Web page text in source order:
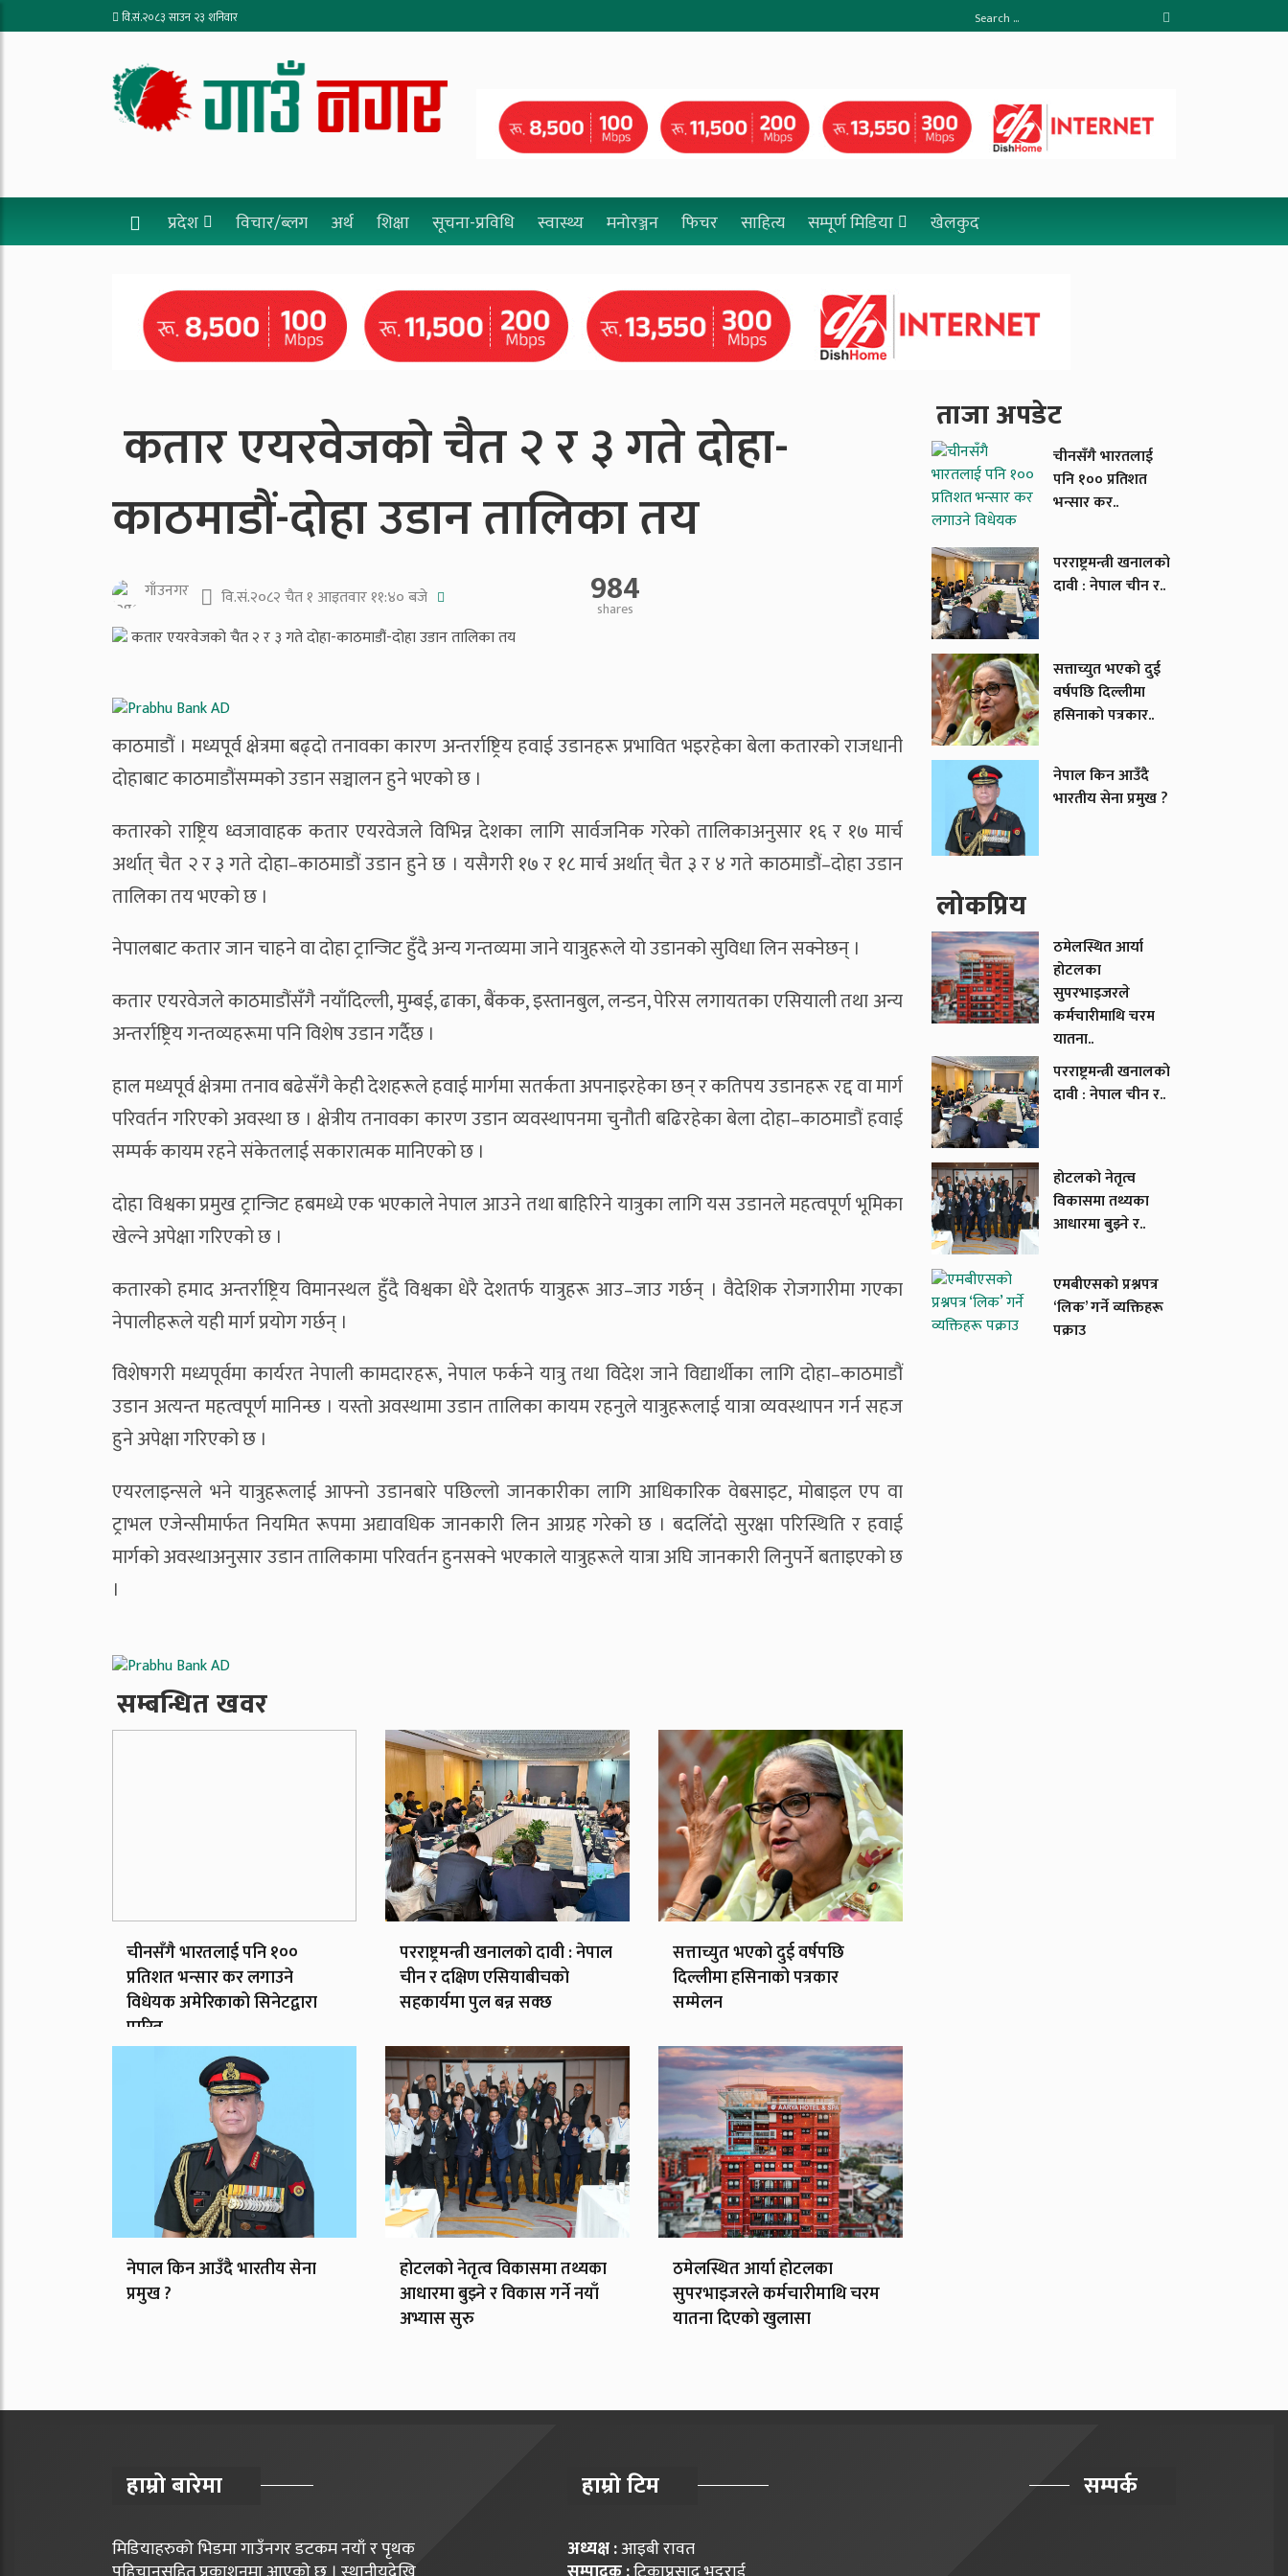
वि.सं.२०८३ साउन २३ शनिवार
प्रदेश विचार/ब्लग अर्थ शिक्षा सूचना-प्रविधि स्वास्थ्य मनोरञ्जन फिचर साहित्य सम्पूर्ण मिडिया खेलकुद
कतार एयरवेजको चैत २ र ३ गते दोहा-
काठमाडौं-दोहा उडान तालिका तय
गाँउनगर वि.सं.२०८२ चैत १ आइतवार ११:४० बजे 984
shares
काठमाडौं । मध्यपूर्व क्षेत्रमा बढ्दो तनावका कारण अन्तर्राष्ट्रिय हवाई उडानहरू प्रभावित भइरहेका बेला कतारको राजधानी
दोहाबाट काठमाडौंसम्मको उडान सञ्चालन हुने भएको छ ।
कतारको राष्ट्रिय ध्वजावाहक कतार एयरवेजले विभिन्न देशका लागि सार्वजनिक गरेको तालिकाअनुसार १६ र १७ मार्च
अर्थात् चैत २ र ३ गते दोहा–काठमाडौं उडान हुने छ । यसैगरी १७ र १८ मार्च अर्थात् चैत ३ र ४ गते काठमाडौं–दोहा उडान
तालिका तय भएको छ ।
नेपालबाट कतार जान चाहने वा दोहा ट्रान्जिट हुँदै अन्य गन्तव्यमा जाने यात्रुहरूले यो उडानको सुविधा लिन सक्नेछन् ।
कतार एयरवेजले काठमाडौंसँगै नयाँदिल्ली, मुम्बई, ढाका, बैंकक, इस्तानबुल, लन्डन, पेरिस लगायतका एसियाली तथा अन्य
अन्तर्राष्ट्रिय गन्तव्यहरूमा पनि विशेष उडान गर्दैछ ।
हाल मध्यपूर्व क्षेत्रमा तनाव बढेसँगै केही देशहरूले हवाई मार्गमा सतर्कता अपनाइरहेका छन् र कतिपय उडानहरू रद्द वा मार्ग
परिवर्तन गरिएको अवस्था छ । क्षेत्रीय तनावका कारण उडान व्यवस्थापनमा चुनौती बढिरहेका बेला दोहा–काठमाडौं हवाई
सम्पर्क कायम रहने संकेतलाई सकारात्मक मानिएको छ ।
दोहा विश्वका प्रमुख ट्रान्जिट हबमध्ये एक भएकाले नेपाल आउने तथा बाहिरिने यात्रुका लागि यस उडानले महत्वपूर्ण भूमिका
खेल्ने अपेक्षा गरिएको छ ।
कतारको हमाद अन्तर्राष्ट्रिय विमानस्थल हुँदै विश्वका धेरै देशतर्फ यात्रुहरू आउ–जाउ गर्छन् । वैदेशिक रोजगारीमा गएका
नेपालीहरूले यही मार्ग प्रयोग गर्छन् ।
विशेषगरी मध्यपूर्वमा कार्यरत नेपाली कामदारहरू, नेपाल फर्कने यात्रु तथा विदेश जाने विद्यार्थीका लागि दोहा–काठमाडौं
उडान अत्यन्त महत्वपूर्ण मानिन्छ । यस्तो अवस्थामा उडान तालिका कायम रहनुले यात्रुहरूलाई यात्रा व्यवस्थापन गर्न सहज
हुने अपेक्षा गरिएको छ ।
एयरलाइन्सले भने यात्रुहरूलाई आफ्नो उडानबारे पछिल्लो जानकारीका लागि आधिकारिक वेबसाइट, मोबाइल एप वा
ट्राभल एजेन्सीमार्फत नियमित रूपमा अद्यावधिक जानकारी लिन आग्रह गरेको छ । बदलिँदो सुरक्षा परिस्थिति र हवाई
मार्गको अवस्थाअनुसार उडान तालिकामा परिवर्तन हुनसक्ने भएकाले यात्रुहरूले यात्रा अघि जानकारी लिनुपर्ने बताइएको छ
।
सम्बन्धित खवर
चीनसँगै भारतलाई पनि १००
प्रतिशत भन्सार कर लगाउने
विधेयक अमेरिकाको सिनेटद्वारा
पारित
परराष्ट्रमन्त्री खनालको दावी : नेपाल
चीन र दक्षिण एसियाबीचको
सहकार्यमा पुल बन्न सक्छ
सत्ताच्युत भएको दुई वर्षपछि
दिल्लीमा हसिनाको पत्रकार
सम्मेलन
नेपाल किन आउँदै भारतीय सेना
प्रमुख ?
होटलको नेतृत्व विकासमा तथ्यका
आधारमा बुझ्ने र विकास गर्ने नयाँ
अभ्यास सुरु
ठमेलस्थित आर्या होटलका
सुपरभाइजरले कर्मचारीमाथि चरम
यातना दिएको खुलासा
ताजा अपडेट
चीनसँगै भारतलाई
पनि १०० प्रतिशत
भन्सार कर..
परराष्ट्रमन्त्री खनालको
दावी : नेपाल चीन र..
सत्ताच्युत भएको दुई
वर्षपछि दिल्लीमा
हसिनाको पत्रकार..
नेपाल किन आउँदै
भारतीय सेना प्रमुख ?
लाेकप्रिय
ठमेलस्थित आर्या
होटलका
सुपरभाइजरले
कर्मचारीमाथि चरम
यातना..
परराष्ट्रमन्त्री खनालको
दावी : नेपाल चीन र..
होटलको नेतृत्व
विकासमा तथ्यका
आधारमा बुझ्ने र..
एमबीएसको प्रश्नपत्र
‘लिक’ गर्ने व्यक्तिहरू
पक्राउ
हाम्रो बारेमा
मिडियाहरुको भिडमा गाउँनगर डटकम नयाँ र पृथक
हाम्राे टिम
अध्यक्ष :आइबी रावत
सम्पर्क